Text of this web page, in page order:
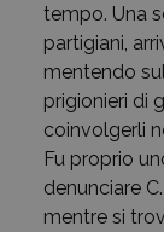
tempo. Una
partigiani,
mentendo
prigionieri di
coinvolgerli
Fu proprio
denunciare
mentre si